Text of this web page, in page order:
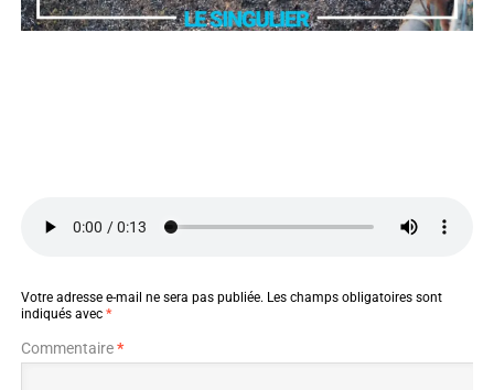
Votre adresse e-mail ne sera pas publiée. Les champs obligatoires sont
indiqués avec *
Commentaire*